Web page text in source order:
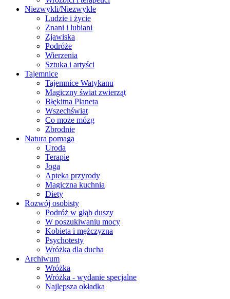
Niezwykli/Niezwykłe
Ludzie i życie
Znani i lubiani
Zjawiska
Podróże
Wierzenia
Sztuka i artyści
Tajemnice
Tajemnice Watykanu
Magiczny świat zwierząt
Błękitna Planeta
Wszechświat
Co może mózg
Zbrodnie
Natura pomaga
Uroda
Terapie
Joga
Apteka przyrody
Magiczna kuchnia
Diety
Rozwój osobisty
Podróż w głąb duszy
W poszukiwaniu mocy
Kobieta i mężczyzna
Psychotesty
Wróżka dla ducha
Archiwum
Wróżka
Wróżka - wydanie specjalne
Najlepsza okładka